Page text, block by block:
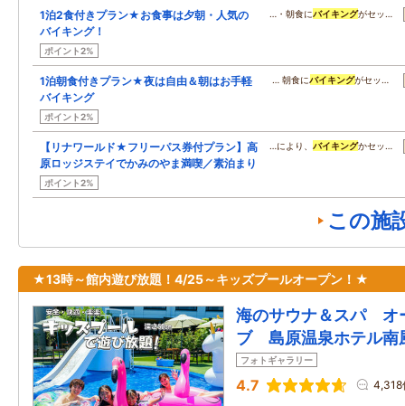
1泊2食付きプラン★お食事は夕朝・人気の
バイキング！
ポイント2%
…・朝食にバイキングがセッ…
1泊朝食付きプラン★夜は自由＆朝はお手軽
バイキング
ポイント2%
… 朝食にバイキングがセッ…
【リナワールド★フリーパス券付プラン】高
原ロッジステイでかみのやま満喫／素泊まり
ポイント2%
…により、 バイキングかセッ…
この施
★13時～館内遊び放題！4/25～キッズプールオープン！★
海のサウナ＆スパ オ
ブ 島原温泉ホテル南
フォトギャラリー
4.7 4,318